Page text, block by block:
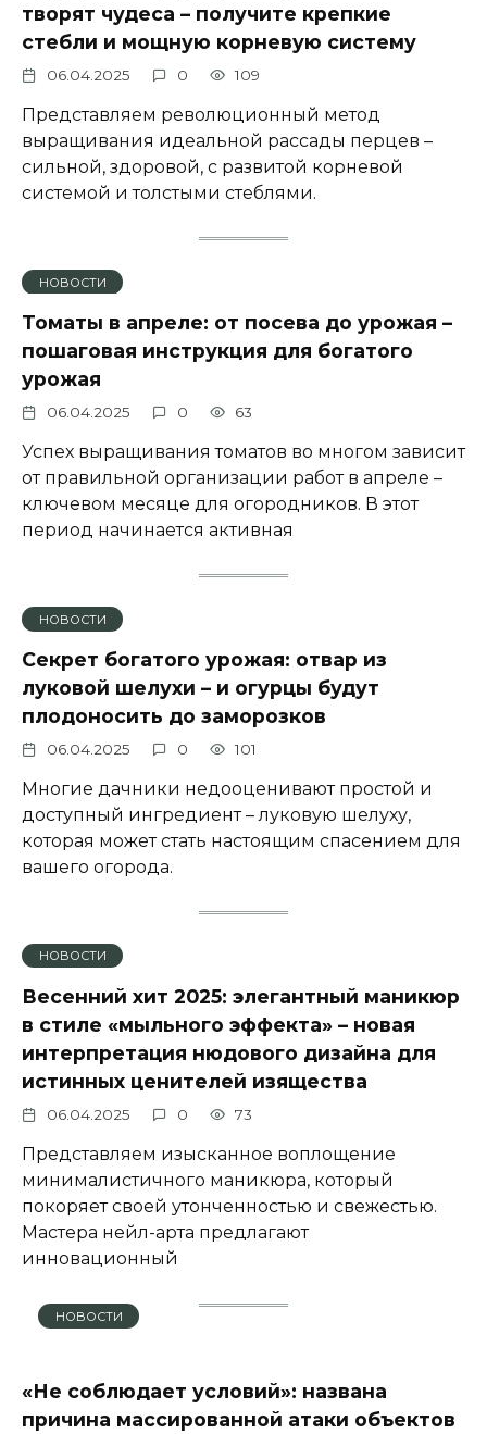
творят чудеса – получите крепкие
стебли и мощную корневую систему
06.04.2025 0 109
Представляем революционный метод
выращивания идеальной рассады перцев –
сильной, здоровой, с развитой корневой
системой и толстыми стеблями.
НОВОСТИ
Томаты в апреле: от посева до урожая –
пошаговая инструкция для богатого
урожая
06.04.2025 0 63
Успех выращивания томатов во многом зависит
от правильной организации работ в апреле –
ключевом месяце для огородников. В этот
период начинается активная
НОВОСТИ
Секрет богатого урожая: отвар из
луковой шелухи – и огурцы будут
плодоносить до заморозков
06.04.2025 0 101
Многие дачники недооценивают простой и
доступный ингредиент – луковую шелуху,
которая может стать настоящим спасением для
вашего огорода.
НОВОСТИ
Весенний хит 2025: элегантный маникюр
в стиле «мыльного эффекта» – новая
интерпретация нюдового дизайна для
истинных ценителей изящества
06.04.2025 0 73
Представляем изысканное воплощение
минималистичного маникюра, который
покоряет своей утонченностью и свежестью.
Мастера нейл-арта предлагают
инновационный
НОВОСТИ
«Не соблюдает условий»: названа
причина массированной атаки объектов